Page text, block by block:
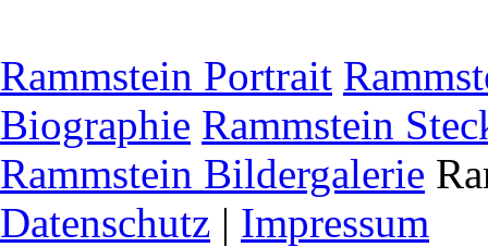
Rammstein Portrait
Biographie Rammstein
Rammstein Bildergalerie
Datenschutz | Impressum